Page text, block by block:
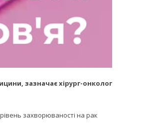
зазначає хірург-онколог
захворюваності на рак